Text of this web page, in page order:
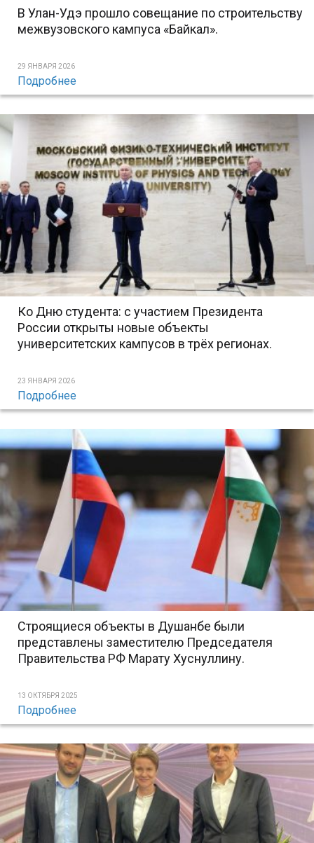
В Улан-Удэ прошло совещание по строительству
межвузовского кампуса «Байкал».
29 ЯНВАРЯ 2026
Подробнее
Ко Дню студента: с участием Президента
России открыты новые объекты
университетских кампусов в трёх регионах.
23 ЯНВАРЯ 2026
Подробнее
Строящиеся объекты в Душанбе были
представлены заместителю Председателя
Правительства РФ Марату Хуснуллину.
13 ОКТЯБРЯ 2025
Подробнее